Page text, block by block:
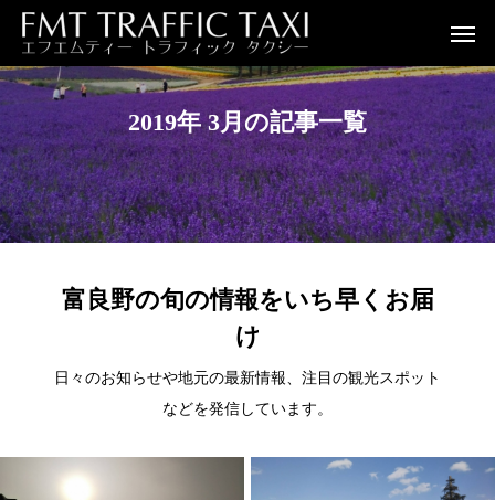
2019年 3月の記事一覧
富良野の旬の情報をいち早くお届
け
日々のお知らせや地元の最新情報、注目の観光スポット
などを発信しています。